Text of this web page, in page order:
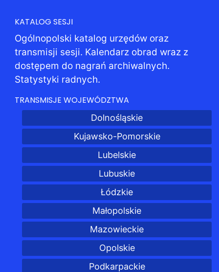
KATALOG SESJI
Ogólnopolski katalog urzędów oraz
transmisji sesji. Kalendarz obrad wraz z
dostępem do nagrań archiwalnych.
Statystyki radnych.
TRANSMISJE WOJEWÓDZTWA
Dolnośląskie
Kujawsko-Pomorskie
Lubelskie
Lubuskie
Łódzkie
Małopolskie
Mazowieckie
Opolskie
Podkarpackie